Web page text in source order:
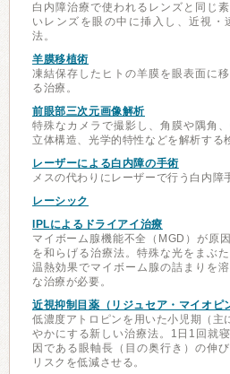
白内障治療で使われるレンズと同じ
いレンズを眼の中に挿入し、近視・
法。
羊膜移植術
凍結保存したヒトの羊膜を眼表面に
る治療。
前眼部三次元画像解析
特殊なカメラで撮影し、角膜や隅角
立体構造、光学的特性などを解析する
レーザーによる白内障の手術
メスの代わりにレーザーで行う白内障
レーシック
IPLによるドライアイ治療
マイボーム腺機能不全（MGD）が原
を和らげる治療法。特殊な光をまぶ
温熱効果でマイボーム腺の詰まりを
な治療が必要。
近視抑制目薬（リジュセア・マイオピ
低濃度アトロピンを用いた小児期（主
やかにする新しい治療法。1日1回就
因である眼軸長（目の奥行き）の伸
リスクを低減させる。